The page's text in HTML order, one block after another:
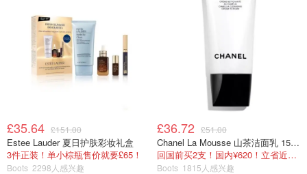
对！比如喝英式下午茶，那种时刻就想喷上～这味道有点难
形容，扑鼻而来的香，是浓郁适中的清新伯爵茶+奶香味，
些许黄瓜香中和了它的甜腻，再加上香草、麝香、蜂蜡一块
开party！那是轻熟女的甜，味道优雅迷人。
除了葡萄柚，也可以试试mix [英国梨与小苍兰] 、[法国青柠
2. Jo Malone祖马龙黑莓子与月桂叶香水 | Blackberry &
Bay
£35.64 £151.00
Estee Lauder 夏日护肤彩妆礼盒
3件正装！单小棕瓶售价就要£65！
Boots 2298人感兴趣
£36.72 £51.00
Chanel La Mousse 山茶洁面乳 150ml
回国前买2支！国内¥620！立省近一半！
Boots 1815人感兴趣